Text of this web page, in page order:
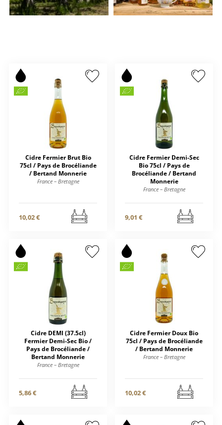
Cidre Fermier Brut Bio
75cl / Pays de Brocéliande
/ Bertand Monnerie
France – Bretagne
10,02 €
Cidre Fermier Demi-Sec
Bio 75cl / Pays de
Brocéliande / Bertand
Monnerie
France – Bretagne
9,01 €
Cidre DEMI (37.5cl)
Fermier Demi-Sec Bio /
Pays de Brocéliande /
Bertand Monnerie
France – Bretagne
5,86 €
Cidre Fermier Doux Bio
75cl / Pays de Brocéliande
/ Bertand Monnerie
France – Bretagne
10,02 €